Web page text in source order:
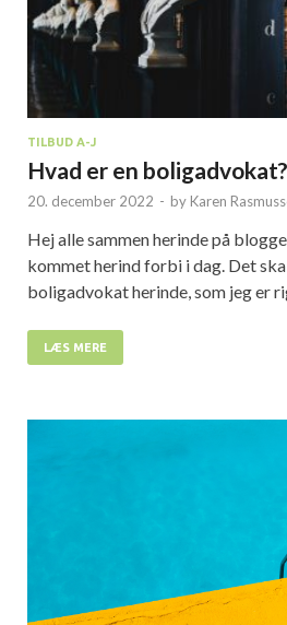
TILBUD A-J
Hvad er en boligadvokat?
20. december 2022 - by Karen
Hej alle sammen herinde på
kommet herind forbi i dag. Det
boligadvokat herinde, som jeg er
LÆS MERE